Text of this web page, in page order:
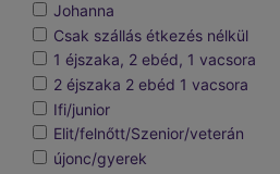
Johanna
Csak szállás étkezés nélkül
1 éjszaka, 2 ebéd, 1 vacsora
2 éjszaka 2 ebéd 1 vacsora
Ifi/junior
Elit/felnőtt/Szenior/veterán
újonc/gyerek